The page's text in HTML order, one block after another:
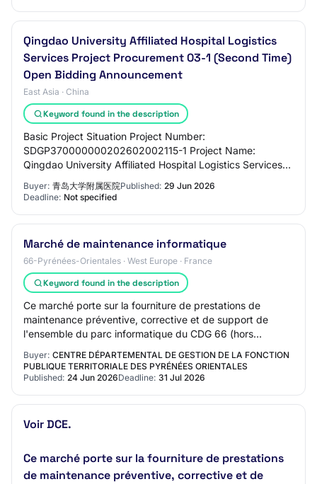
Qingdao University Affiliated Hospital Logistics
Services Project Procurement 03-1 (Second Time)
Open Bidding Announcement
East Asia · China
Keyword found in the description
Basic Project Situation Project Number:
SDGP370000000202602002115-1 Project Name:
Qingdao University Affiliated Hospital Logistics Services
Method:…
Buyer: 青岛大学附属医院Published: 29 Jun 2026
Deadline: Not specified
Marché de maintenance informatique
66-Pyrénées-Orientales · West Europe · France
Keyword found in the description
Ce marché porte sur la fourniture de prestations de
maintenance préventive, corrective et de support de
l'ensemble du parc informatique du CDG 66 (hors
téléphonie), comprenant : La maintenance des po…
Buyer: CENTRE DÉPARTEMENTAL DE GESTION DE LA FONCTION
PUBLIQUE TERRITORIALE DES PYRÉNÉES ORIENTALES
Published: 24 Jun 2026Deadline: 31 Jul 2026
Voir DCE.
Ce marché porte sur la fourniture de prestations
de maintenance préventive, corrective et de